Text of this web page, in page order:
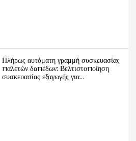
Πλήρως αυτόματη γραμμή συσκευασίας
παλετών δαπέδων: Βελτιστοποίηση
συσκευασίας εξαγωγής για